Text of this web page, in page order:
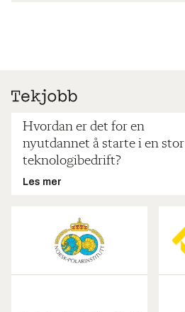
Hvordan er det for en
nyutdannet å starte i en stor
teknologibedrift?
Les mer